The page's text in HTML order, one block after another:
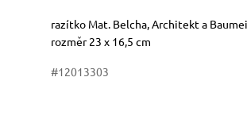
Rozměry
Stručný popis předmětu
razítko Mat. Belcha, Architekt a
rozměr 23 x 16,5 cm
#12013303